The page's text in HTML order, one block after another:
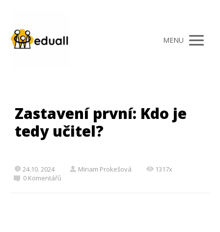
MENU
Zastavení první: Kdo je
tedy učitel?
24.10. 2024 Miriam Prokešová
1317x
0 Komentářů